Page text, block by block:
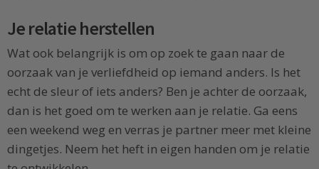
Je relatie herstellen
Wat ook belangrijk is om op zoek te gaan naar de
oorzaak van je verliefdheid op iemand anders. Is het
echt de sleur of iets anders? Ben je achter de oorzaak,
dan is het goed om te werken aan je relatie. Ga eens
een weekend weg en verras je partner meer met kleine
dingetjes. Neem het heft in eigen handen om je relatie